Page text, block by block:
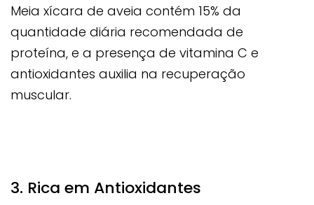
Meia xícara de aveia contém 15% da
quantidade diária recomendada de
proteína, e a presença de vitamina C e
antioxidantes auxilia na recuperação
muscular.
3. Rica em Antioxidantes